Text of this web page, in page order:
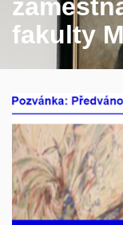
fakulty